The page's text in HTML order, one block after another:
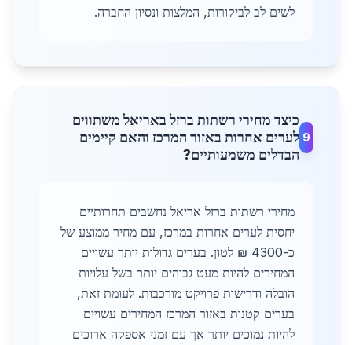
לשים לב לביקורות, המלצות ונסיון החברה.
9
כיצד מחירי רשתות ברזל באריאל משתווים
לערים אחרות באזור המרכז והאם קיימים
הבדלים משמעותיים?
מחירי רשתות ברזל אריאל נחשבים תחרותיים
יחסית לערים אחרות במרכז, עם מחיר ממוצע של
כ-4300 ₪ לטון. בערים גדולות יותר עשויים
המחירים להיות מעט גבוהים יותר בשל עלויות
הובלה ודרישות פרויקט מורכבות. לעומת זאת,
בערים קטנות באזור המרכז המחירים עשויים
להיות נמוכים יותר אך עם זמני אספקה ארוכים